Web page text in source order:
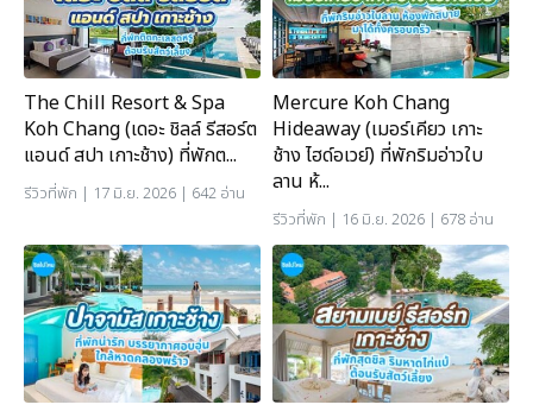
The Chill Resort & Spa
Koh Chang (เดอะ ชิลล์ รีสอร์ต
แอนด์ สปา เกาะช้าง) ที่พักต...
รีวิวที่พัก | 17 มิ.ย. 2026 | 642 อ่าน
Mercure Koh Chang
Hideaway (เมอร์เคียว เกาะ
ช้าง ไฮด์อเวย์) ที่พักริมอ่าวใบ
ลาน ห้...
รีวิวที่พัก | 16 มิ.ย. 2026 | 678 อ่าน